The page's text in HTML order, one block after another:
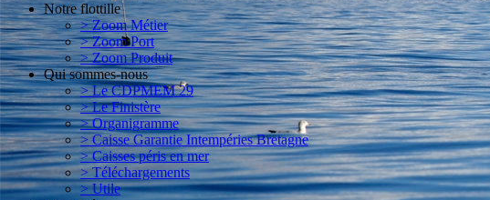
Notre flottille
> Zoom Métier
> Zoom Port
> Zoom Produit
Qui sommes-nous
> Le CDPMEM 29
> Le Finistère
> Organigramme
> Caisse Garantie Intempéries Bretagne
> Caisses péris en mer
> Téléchargements
> Utile